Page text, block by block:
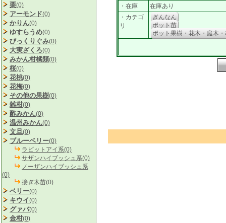
栗(0)
アーモンド(0)
かりん(0)
ゆすらうめ(0)
びっくりぐみ(0)
大実ざくろ(0)
みかん柑橘類(0)
桜(0)
花桃(0)
花梅(0)
その他の果樹(0)
雑柑(0)
酢みかん(0)
温州みかん(0)
文旦(0)
ブルーベリー(0)
ラビットアイ系(0)
サザンハイブッシュ系(0)
ノーザンハイブッシュ系
(0)
接ぎ木苗(0)
ベリー(0)
キウイ(0)
グァバ(0)
金柑(0)
・在庫
在庫あり
・カテゴ
リ
ぎんなん
ポット苗
ポット果樹・花木・庭木